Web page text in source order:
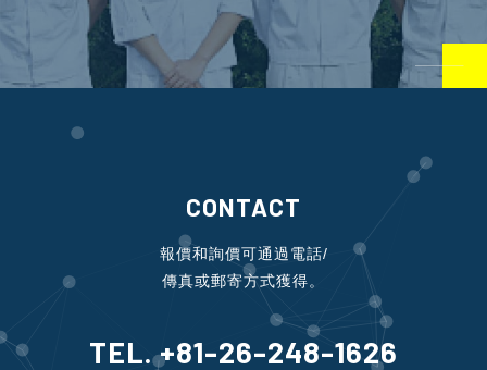
CONTACT
報價和詢價可通過電話/
傳真或郵寄方式獲得。
TEL. +81-26-248-1626